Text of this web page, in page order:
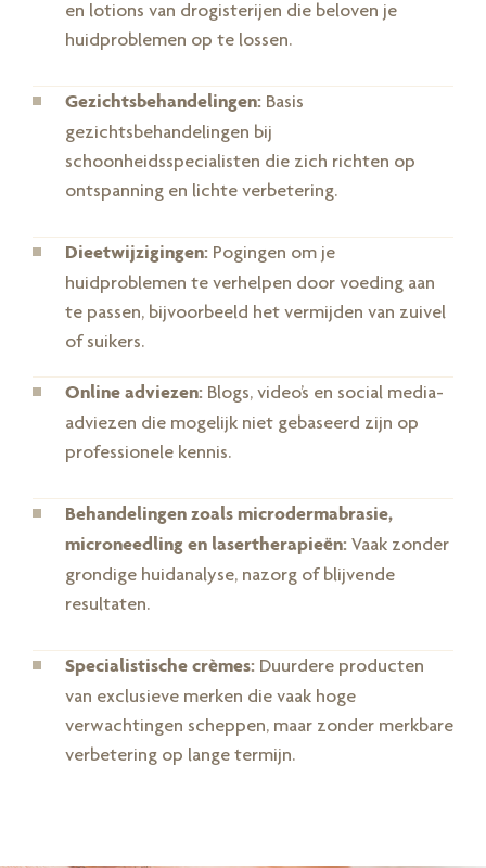
en lotions van drogisterijen die beloven je
huidproblemen op te lossen.
Gezichtsbehandelingen: Basis
gezichtsbehandelingen bij
schoonheidsspecialisten die zich richten op
ontspanning en lichte verbetering.
Dieetwijzigingen: Pogingen om je
huidproblemen te verhelpen door voeding aan
te passen, bijvoorbeeld het vermijden van zuivel
of suikers.
Online adviezen: Blogs, video’s en social media-
adviezen die mogelijk niet gebaseerd zijn op
professionele kennis.
Behandelingen zoals microdermabrasie,
microneedling en lasertherapieën: Vaak zonder
grondige huidanalyse, nazorg of blijvende
resultaten.
Specialistische crèmes: Duurdere producten
van exclusieve merken die vaak hoge
verwachtingen scheppen, maar zonder merkbare
verbetering op lange termijn.